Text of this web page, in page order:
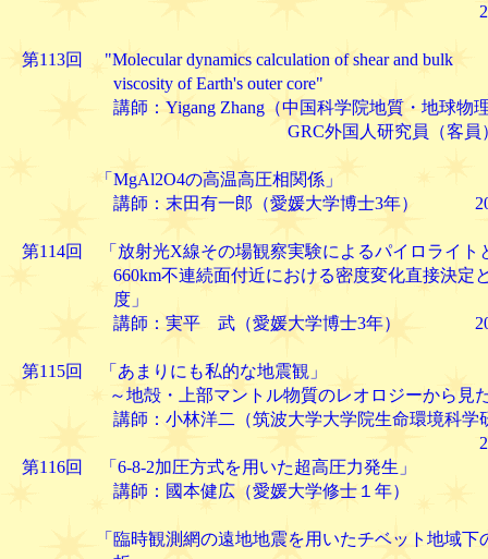
第113回 "Molecular dynamics calculation of shear and bulk
viscosity of Earth's outer core"
講師：Yigang Zhang（中国科学院地質・地球物理
GRC外国人研究員（客員）
「MgAl2O4の高温高圧相関係」
講師：末田有一郎（愛媛大学博士3年）
第114回 「放射光X線その場観察実験によるパイロライト
660km不連続面付近における密度変化直接決定と
度」
講師：実平 武（愛媛大学博士3年）
第115回 「あまりにも私的な地震観」
～地殻・上部マントル物質のレオロジーから見た
講師：小林洋二（筑波大学大学院生命環境科学
第116回 「6-8-2加圧方式を用いた超高圧力発生」
講師：國本健広（愛媛大学修士１年）
「臨時観測網の遠地地震を用いたチベット地域下